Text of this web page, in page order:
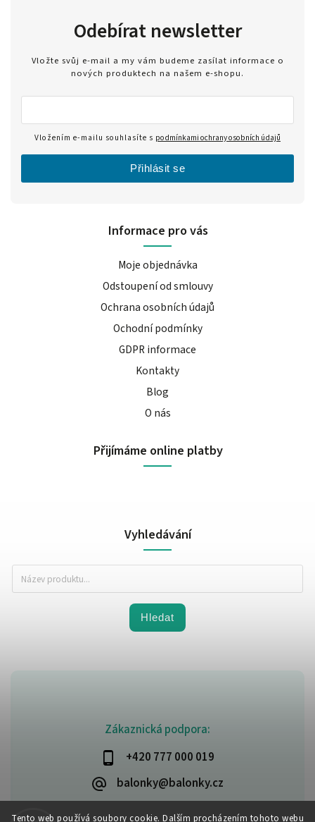
Tento web používá soubory cookie. Dalším procházením tohoto webu
Zákaznická podpora:
+420 777 000 019
balonky@balonky.cz
Informace pro vás
Moje objednávka
Odstoupení od smlouvy
Ochrana osobních údajů
Ochodní podmínky
GDPR informace
Kontakty
Blog
O nás
Přijímáme online platby
Vyhledávání
Hledat
Odebírat newsletter
Vložte svůj e-mail a my vám budeme zasílat informace o
nových produktech na našem e-shopu.
Vložením e-mailu souhlasíte s podmínkami ochrany osobních údajů
Přihlásit se